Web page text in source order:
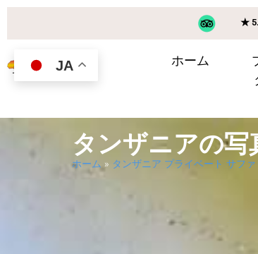
★
ホーム
タンザニアの写
ホーム » タンザニア プライベート サファ
JA